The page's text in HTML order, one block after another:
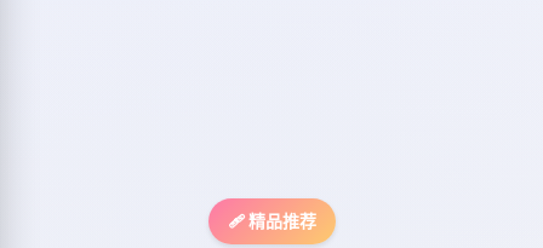
🩹 精品推荐